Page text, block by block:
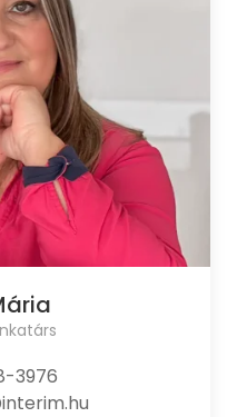
3976